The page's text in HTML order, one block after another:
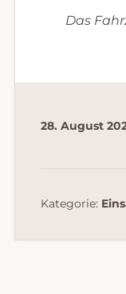
Das
28. August
Kategorie: